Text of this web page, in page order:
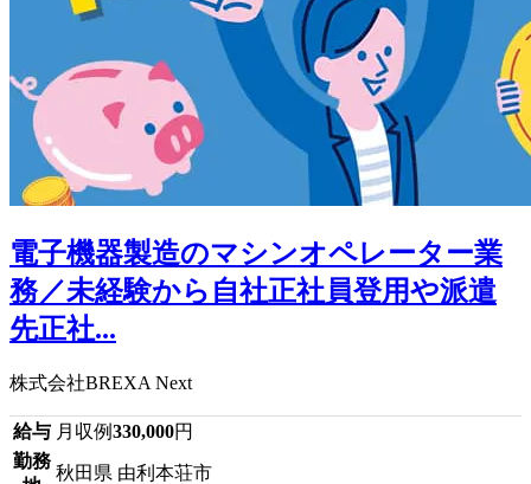
電子機器製造のマシンオペレーター業
務／未経験から自社正社員登用や派遣
先正社...
株式会社BREXA Next
給与 月収例330,000円
勤務
秋田県 由利本荘市